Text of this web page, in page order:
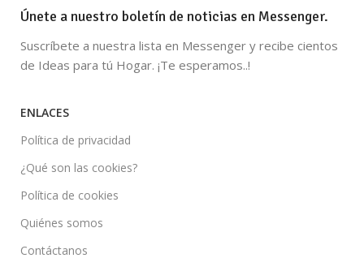
Únete a nuestro boletín de noticias en Messenger.
Suscríbete a nuestra lista en Messenger y recibe cientos
de Ideas para tú Hogar. ¡Te esperamos..!
ENLACES
Política de privacidad
¿Qué son las cookies?
Política de cookies
Quiénes somos
Contáctanos